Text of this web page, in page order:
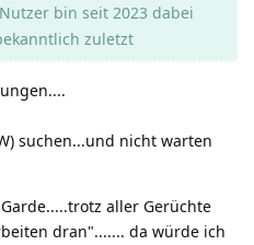
bin seit 2023 dabei
zuletzt
suchen...und nicht warten
aller Gerüchte
dran"....... da würde ich